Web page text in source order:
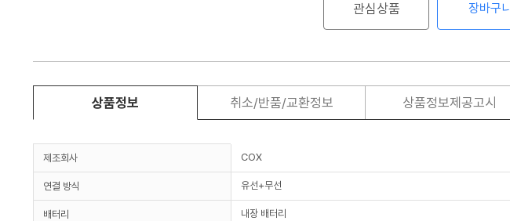
관심상품 장바구니
상품정보 취소/반품/교환정보 상품정보제공고시
제조회사 COX
연결 방식 유선+무선
배터리 내장 배터리